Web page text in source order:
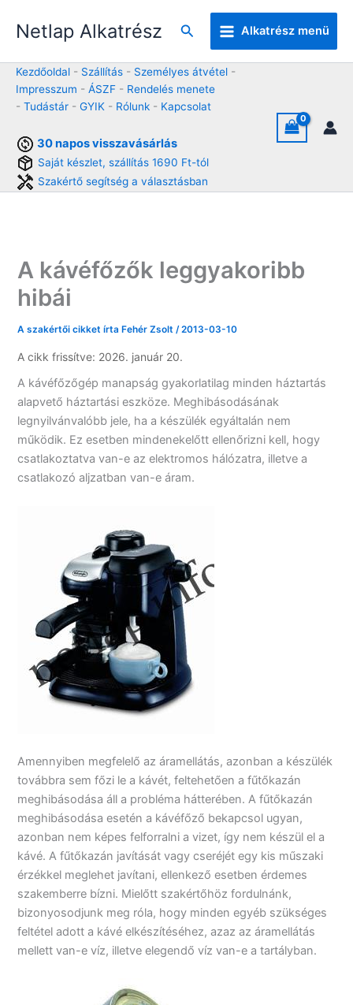
Netlap Alkatrész Keresés Alkatrész menü
Kezdőoldal - Szállítás - Személyes átvétel -
Impresszum - ÁSZF - Rendelés menete
- Tudástár - GYIK - Rólunk - Kapcsolat
30 napos visszavásárlás
Saját készlet, szállítás 1690 Ft-tól
Szakértő segítség a választásban
A kávéfőzők leggyakoribb
hibái
A szakértői cikket írtaFehér Zsolt /2013-03-10
A cikk frissítve: 2026. január 20.
A kávéfőzőgép manapság gyakorlatilag minden háztartás
alapvető háztartási eszköze. Meghibásodásának
legnyilvánvalóbb jele, ha a készülék egyáltalán nem
működik. Ez esetben mindenekelőtt ellenőrizni kell, hogy
csatlakoztatva van-e az elektromos hálózatra, illetve a
csatlakozó aljzatban van-e áram.
Amennyiben megfelelő az áramellátás, azonban a készülék
továbbra sem főzi le a kávét, feltehetően a fűtőkazán
meghibásodása áll a probléma hátterében. A fűtőkazán
meghibásodása esetén a kávéfőző bekapcsol ugyan,
azonban nem képes felforralni a vizet, így nem készül el a
kávé. A fűtőkazán javítását vagy cseréjét egy kis műszaki
érzékkel meglehet javítani, ellenkező esetben érdemes
szakemberre bízni. Mielőtt szakértőhöz fordulnánk,
bizonyosodjunk meg róla, hogy minden egyéb szükséges
feltétel adott a kávé elkészítéséhez, azaz az áramellátás
mellett van-e víz, illetve elegendő víz van-e a tartályban.